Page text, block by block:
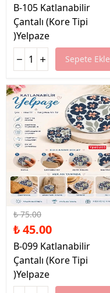
B-105 Katlanabilir
Çantalı (Kore Tipi
)Yelpaze
Sepete Ekle
%40 İndirim
₺ 75.00
₺ 45.00
B-099 Katlanabilir
Çantalı (Kore Tipi
)Yelpaze